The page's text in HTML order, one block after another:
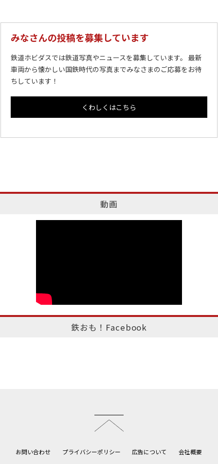
みなさんの投稿を募集しています
鉄道ホビダスでは鉄道写真やニュースを募集しています。 最新
車両から懐かしい国鉄時代の写真までみなさまのご応募をお待
ちしています！
くわしくはこちら
動画
鉄おも！Facebook
お問い合わせ プライバシーポリシー 広告について 会社概要